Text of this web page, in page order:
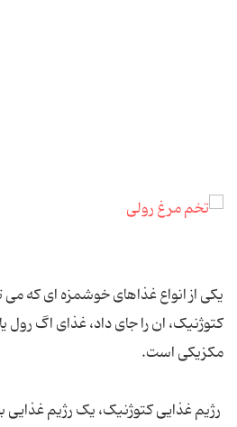
یکی از انواع غذاهای خوشمزه ای که می
کتوژنیک، ان را جای داد، غذای اگ
مکزیکی است.
رژیم غذایی کتوژنیک، یک رژیم غذایی